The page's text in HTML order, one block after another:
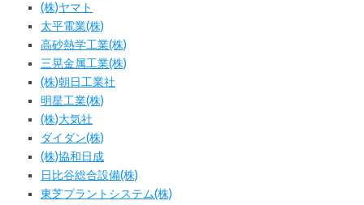
(株)ヤマト
太平電業(株)
高砂熱学工業(株)
三晃金属工業(株)
(株)朝日工業社
明星工業(株)
(株)大気社
ダイダン(株)
(株)協和日成
日比谷総合設備(株)
東芝プラントシステム(株)